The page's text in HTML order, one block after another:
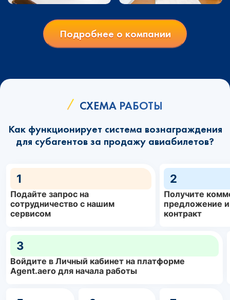
Подробнее о компании
СХЕМА РАБОТЫ
Как функционирует система вознаграждения
для субагентов за продажу авиабилетов?
1
Подайте запрос на
сотрудничество с нашим
сервисом
2
Получите
предложение
контракт
3
Войдите в Личный кабинет на платформе
Agent.aero для начала работы